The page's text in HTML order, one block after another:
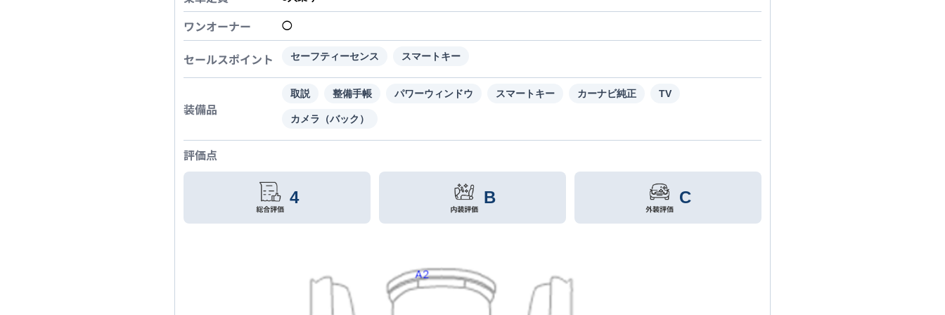
ワンオーナー ◯
セールスポイント セーフティーセンス スマートキー
装備品
取説 整備手帳 パワーウィンドウ スマートキー カーナビ純正 TV
カメラ（バック）
評価点
4 B C